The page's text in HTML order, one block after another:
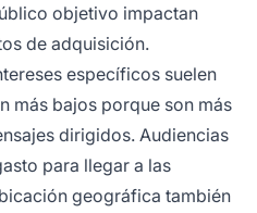
objetivo impactan
de adquisición.
específicos suelen
más bajos porque son más
dirigidos. Audiencias
para llegar a las
geográfica también